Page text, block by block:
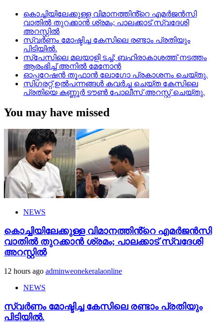
കൊച്ചിയിലേക്കുള്ള വിമാനത്തിൻ്റെ എമര്‍ജന്‍സി
വാതില്‍ തുറക്കാന്‍ ശ്രമം; പാലക്കാട് സ്വദേശി
അറസ്റ്റില്‍
സ്വർണം മോഷ്ടിച്ച കേസിലെ രണ്ടാം പ്രതിയും
പിടിയിൽ.
സ്‌പേസിലെ മലയാളി ടച്ച്; ബഹിരാകാശത്ത് നടത്തം
ആരംഭിച്ച് അനില്‍ മേനോന്‍
ഓപ്പറേഷൻ തൂഫാൻ ലോഗോ പ്രകാശനം ചെയ്തു.
സിഗരറ്റ് ഉൽപന്നങ്ങൾ കവർച്ച ചെയ്ത കേസിലെ
പ്രതിയെ കണ്ണൂർ ടൗൺ പോലീസ് അറസ്റ്റ് ചെയ്തു.
You may have missed
NEWS
കൊച്ചിയിലേക്കുള്ള വിമാനത്തിൻ്റെ എമര്‍ജന്‍സി
വാതില്‍ തുറക്കാന്‍ ശ്രമം; പാലക്കാട് സ്വദേശി
അറസ്റ്റില്‍
12 hours ago adminweonekeralaonline
NEWS
സ്വർണം മോഷ്ടിച്ച കേസിലെ രണ്ടാം പ്രതിയും
പിടിയിൽ.